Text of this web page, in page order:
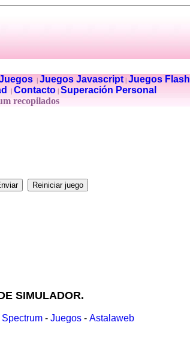
| Juegos Javascript| Juegos Flash
Contacto Superación Personal
recopilados
SIMULADOR.
- Juegos - Astalaweb